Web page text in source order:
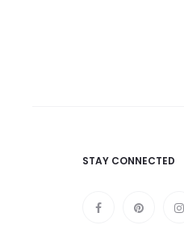
STAY CONNECTED